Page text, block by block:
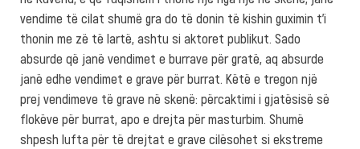
vendime të cilat shumë gra do të donin të kishin guximin t’i
thonin me zë të lartë, ashtu si aktoret publikut. Sado
absurde që janë vendimet e burrave për gratë, aq absurde
janë edhe vendimet e grave për burrat. Këtë e tregon një
prej vendimeve të grave në skenë: përcaktimi i gjatësisë së
flokëve për burrat, apo e drejta për masturbim. Shumë
shpesh lufta për të drejtat e grave cilësohet si ekstreme